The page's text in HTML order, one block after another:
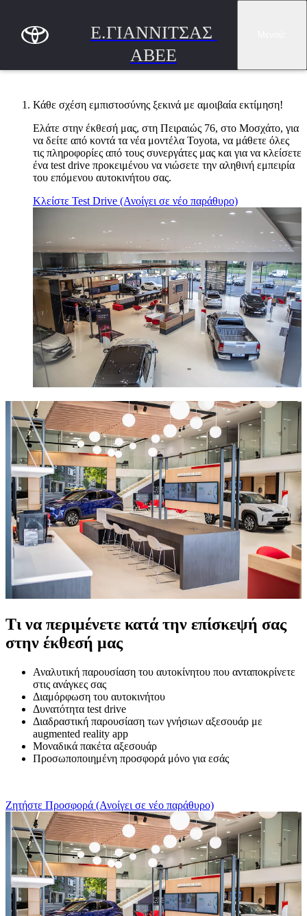
Ε.ΓΙΑΝΝΙΤΣΑΣ
ΑΒΕΕ
Κάθε σχέση εμπιστοσύνης ξεκινά με αμοιβαία εκτίμηση!
Ελάτε στην έκθεσή μας, στη Πειραιώς 76, στο Μοσχάτο, για
να δείτε από κοντά τα νέα μοντέλα Toyota, να μάθετε όλες
τις πληροφορίες από τους συνεργάτες μας και για να κλείσετε
ένα test drive προκειμένου να νιώσετε την αληθινή εμπειρία
του επόμενου αυτοκινήτου σας.
Κλείστε Test Drive (Ανοίγει σε νέο παράθυρο)
Τι να περιμένετε κατά την επίσκεψή σας
στην έκθεσή μας
Αναλυτική παρουσίαση του αυτοκίνητου που ανταποκρίνετε
στις ανάγκες σας
Διαμόρφωση του αυτοκινήτου
Δυνατότητα test drive
Διαδραστική παρουσίαση των γνήσιων αξεσουάρ με
augmented reality app
Μοναδικά πακέτα αξεσουάρ
Προσωποποιημένη προσφορά μόνο για εσάς
Ζητήστε Προσφορά (Ανοίγει σε νέο παράθυρο)